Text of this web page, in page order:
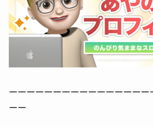
ーーーーーーーーーーーーーーーー
ーー